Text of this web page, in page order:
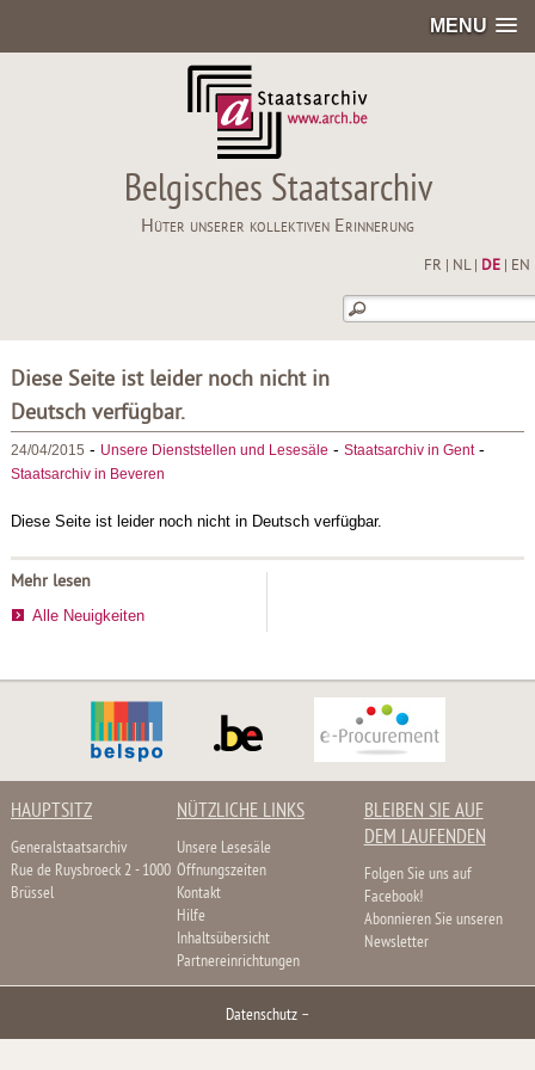
MENU
Belgisches Staatsarchiv
Hüter unserer kollektiven Erinnerung
FR NL| DE| EN
Diese Seite ist leider noch nicht in
Deutsch verfügbar.
24/04/2015 - Unsere Dienststellen und Lesesäle - Staatsarchiv in Gent-
Staatsarchiv in Beveren
Diese Seite ist leider noch nicht in Deutsch verfügbar.
Mehr lesen
Alle Neuigkeiten
HAUPTSITZ
Generalstaatsarchiv
Rue de Ruysbroeck 2 - 1000
Brüssel
NÜTZLICHE LINKS
Unsere Lesesäle
Öffnungszeiten
Kontakt
Hilfe
Inhaltsübersicht
Partnereinrichtungen
BLEIBEN SIE AUF
DEM LAUFENDEN
Folgen Sie uns auf
Facebook!
Abonnieren Sie unseren
Newsletter
Datenschutz –